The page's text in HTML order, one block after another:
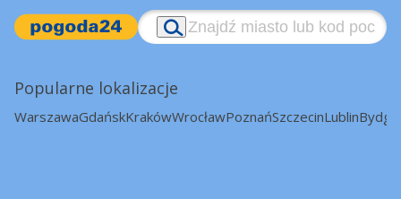
Popularne lokalizacje
WarszawaGdańskKrakówWrocławPoznańSzczecinLublin